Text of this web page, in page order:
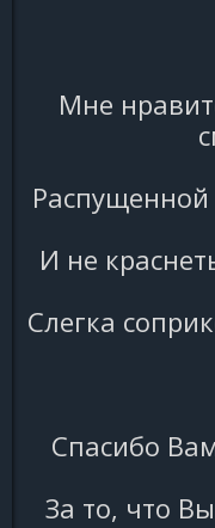
Мне
Распущенной
И не
Слегка
Спасибо
За то, что